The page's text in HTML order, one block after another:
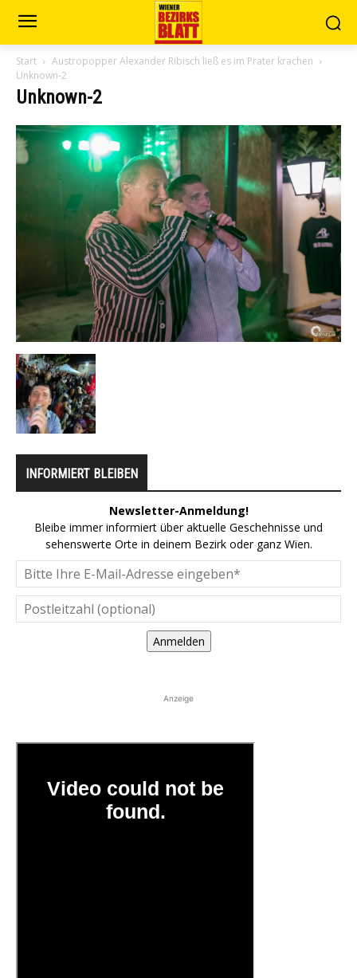
Start
Austropopper Alexander Ribisch ließ es im Prater krachen
Unknown-2
Unknown-2
INFORMIERT BLEIBEN
Newsletter-Anmeldung!
Bleibe immer informiert über aktuelle Geschehnisse und
sehenswerte Orte in deinem Bezirk oder ganz Wien.
Anmelden
Anzeige